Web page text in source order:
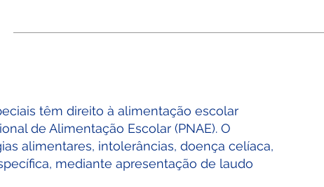
têm direito à alimentação escolar
de Alimentação Escolar (PNAE). O
alimentares, intolerâncias, doença celíaca,
mediante apresentação de laudo